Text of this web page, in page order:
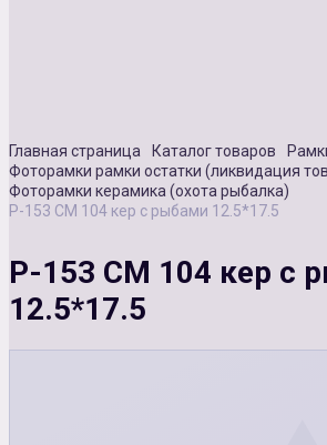
Главная страница Каталог товаров
Фоторамки рамки остатки (ликвидация
Фоторамки керамика (охота рыбалка)
Р-153 СМ 104 кер с рыбами 12.5*17.5
Р-153 СМ 104 кер с
12.5*17.5